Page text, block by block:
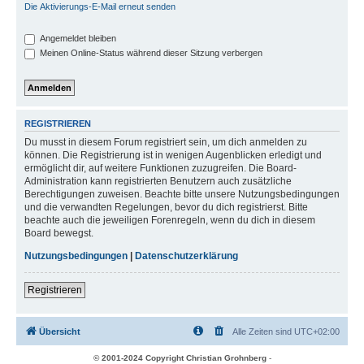
Die Aktivierungs-E-Mail erneut senden
Angemeldet bleiben
Meinen Online-Status während dieser Sitzung verbergen
REGISTRIEREN
Du musst in diesem Forum registriert sein, um dich anmelden zu
können. Die Registrierung ist in wenigen Augenblicken erledigt und
ermöglicht dir, auf weitere Funktionen zuzugreifen. Die Board-
Administration kann registrierten Benutzern auch zusätzliche
Berechtigungen zuweisen. Beachte bitte unsere Nutzungsbedingungen
und die verwandten Regelungen, bevor du dich registrierst. Bitte
beachte auch die jeweiligen Forenregeln, wenn du dich in diesem
Board bewegst.
Nutzungsbedingungen
Datenschutzerklärung
Registrieren
Übersicht Alle Zeiten sind UTC+02:00
© 2001-2024 Copyright Christian Grohnberg-